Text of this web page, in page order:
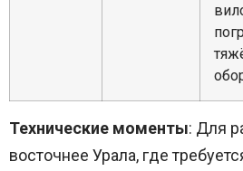
Технические моменты: Для
восточнее Урала, где